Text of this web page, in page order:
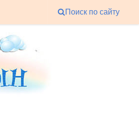
Поиск по сайту